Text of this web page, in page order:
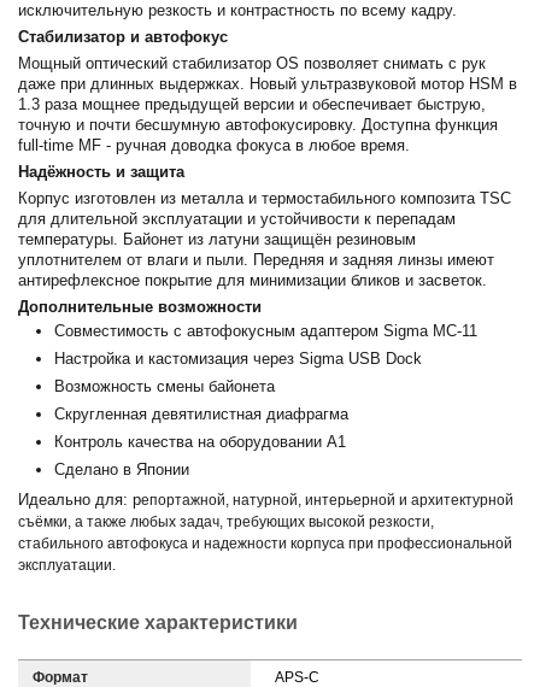
исключительную резкость и контрастность по всему кадру.
Стабилизатор и автофокус
Мощный оптический стабилизатор OS позволяет снимать с рук
даже при длинных выдержках. Новый ультразвуковой мотор HSM в
1.3 раза мощнее предыдущей версии и обеспечивает быструю,
точную и почти бесшумную автофокусировку. Доступна функция
full-time MF - ручная доводка фокуса в любое время.
Надёжность и защита
Корпус изготовлен из металла и термостабильного композита TSC
для длительной эксплуатации и устойчивости к перепадам
температуры. Байонет из латуни защищён резиновым
уплотнителем от влаги и пыли. Передняя и задняя линзы имеют
антирефлексное покрытие для минимизации бликов и засветок.
Дополнительные возможности
Совместимость с автофокусным адаптером Sigma MC-11
Настройка и кастомизация через Sigma USB Dock
Возможность смены байонета
Скругленная девятилистная диафрагма
Контроль качества на оборудовании A1
Сделано в Японии
Идеально для: репортажной, натурной, интерьерной и архитектурной
съёмки, а также любых задач, требующих высокой резкости,
стабильного автофокуса и надежности корпуса при профессиональной
эксплуатации.
Технические характеристики
Формат APS-C